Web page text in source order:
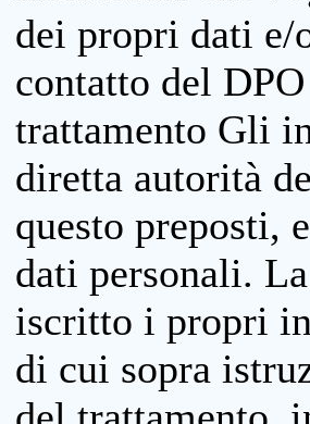
dei propri dati
contatto del
trattamento Gli
diretta autorità
questo preposti,
dati personali.
iscritto i propri
di cui sopra